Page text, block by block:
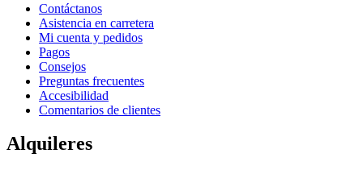
Contáctanos
Asistencia en carretera
Mi cuenta y pedidos
Pagos
Consejos
Preguntas frecuentes
Accesibilidad
Comentarios de clientes
Alquileres